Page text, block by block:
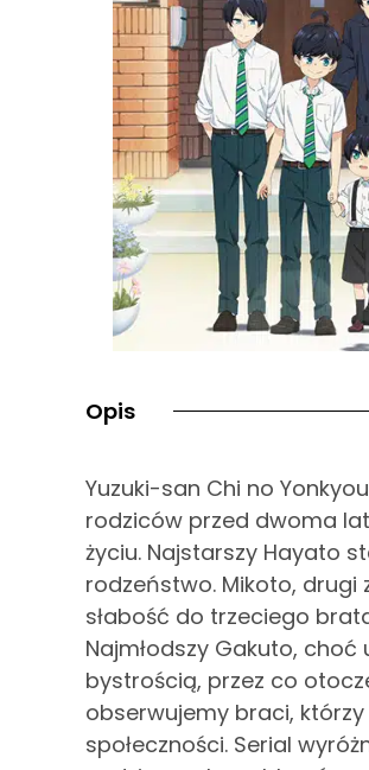
Opis
Yuzuki-san Chi no
rodziców przed dwoma
życiu. Najstarszy Hayato
rodzeństwo. Mikoto,
słabość do trzeciego
Najmłodszy Gakuto,
bystrością, przez co
obserwujemy braci,
społeczności. Serial